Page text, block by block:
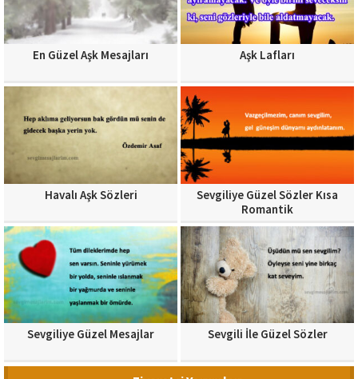
En Güzel Aşk Mesajları Aşk Lafları
Havalı Aşk Sözleri
Sevgiliye Güzel Sözler Kısa
Romantik
Sevgiliye Güzel Mesajlar Sevgili İle Güzel Sözler